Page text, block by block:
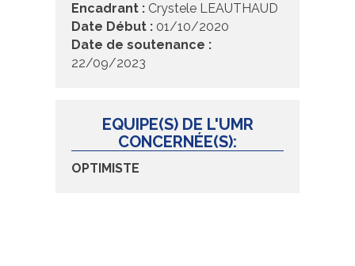
Encadrant : Crystele LEAUTHAUD
Date Début : 01/10/2020
Date de soutenance :
22/09/2023
EQUIPE(S) DE L'UMR
CONCERNÉE(S):
OPTIMISTE